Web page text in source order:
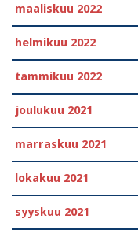
maaliskuu 2022
helmikuu 2022
tammikuu 2022
joulukuu 2021
marraskuu 2021
lokakuu 2021
syyskuu 2021